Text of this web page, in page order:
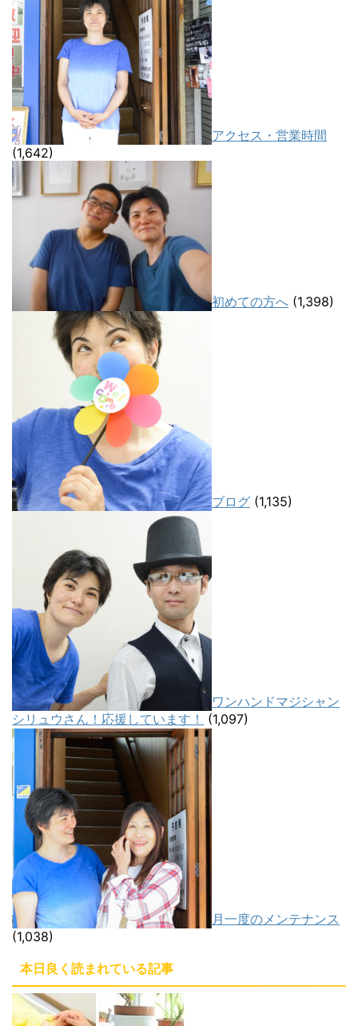
アクセス・営業時間
(1,642)
初めての方へ (1,398)
ブログ (1,135)
ワンハンドマジシャン
シリュウさん！応援しています！
(1,097)
月一度のメンテナンス
(1,038)
本日良く読まれている記事